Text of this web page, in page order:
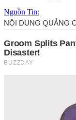
Nguồn Tin: